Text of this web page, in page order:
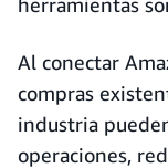
Al conectar
compras
industria
operaciones,